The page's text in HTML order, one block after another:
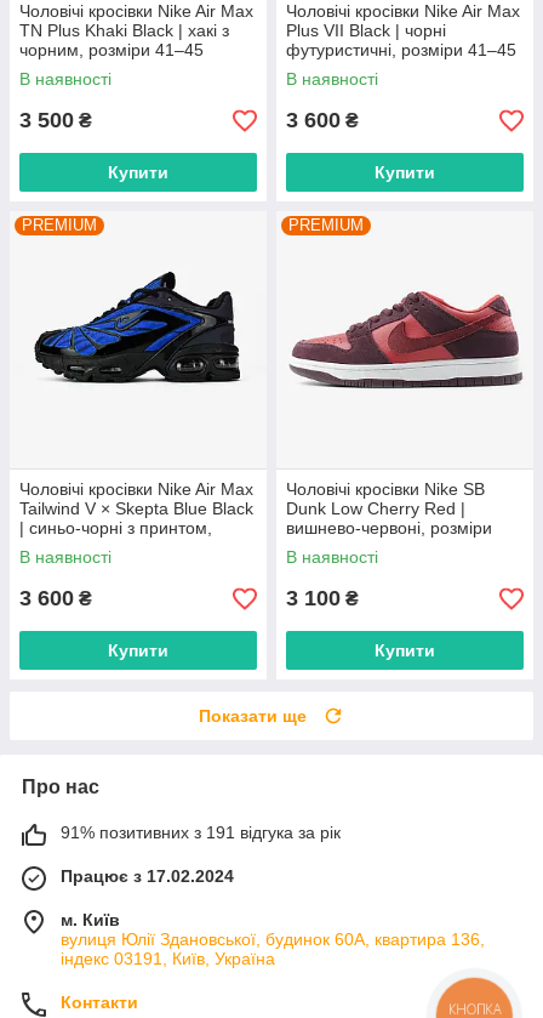
Чоловічі кросівки Nike Air Max
TN Plus Khaki Black | хакі з
чорним, розміри 41–45
В наявності
3 500 ₴
Купити
Чоловічі кросівки Nike Air Max
Plus VII Black | чорні
футуристичні, розміри 41–45
В наявності
3 600 ₴
Купити
PREMIUM
Чоловічі кросівки Nike Air Max
Tailwind V × Skepta Blue Black
| синьо-чорні з принтом,
розміри 41–45
В наявності
3 600 ₴
Купити
PREMIUM
Чоловічі кросівки Nike SB
Dunk Low Cherry Red |
вишнево-червоні, розміри
40–45
В наявності
3 100 ₴
Купити
Показати ще
Про нас
91% позитивних з 191 відгука за рік
Працює з 17.02.2024
м. Київ
вулиця Юлії Здановської, будинок 60А, квартира 136,
індекс 03191, Київ, Україна
Контакти
КНОПКА